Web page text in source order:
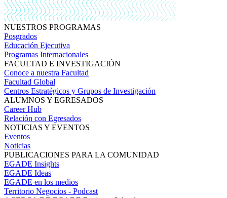
NUESTROS PROGRAMAS
Posgrados
Educación Ejecutiva
Programas Internacionales
FACULTAD E INVESTIGACIÓN
Conoce a nuestra Facultad
Facultad Global
Centros Estratégicos y Grupos de Investigación
ALUMNOS Y EGRESADOS
Career Hub
Relación con Egresados
NOTICIAS Y EVENTOS
Eventos
Noticias
PUBLICACIONES PARA LA COMUNIDAD
EGADE Insights
EGADE Ideas
EGADE en los medios
Territorio Negocios - Podcast